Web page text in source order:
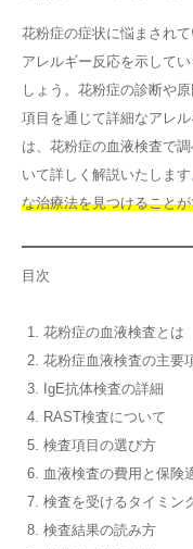
花粉症の症状に悩まされ
アレルギー反応を示して
しょう。花粉症の診断や
項目を通じて詳細なアレ
は、花粉症の血液検査で
いて詳しく解説いたします
な治療法を見つけること
目次
花粉症の血液検査とは
花粉症血液検査の主要
IgE抗体検査の詳細
RAST検査について
検査項目の選び方
血液検査の費用と保険
検査を受けるタイミン
検査結果の読み方
採用情報
その他